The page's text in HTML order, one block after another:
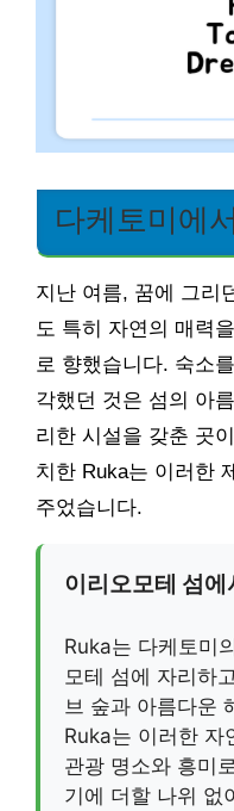
다케토미에
지난 여름, 꿈에 그리
도 특히 자연의 매력
로 향했습니다. 숙소
각했던 것은 섬의 아
리한 시설을 갖춘 곳
치한 Ruka는 이러한
주었습니다.
이리오모테 섬
Ruka는 다케토미
모테 섬에 자리하
브 숲과 아름다운
Ruka는 이러한 자
관광 명소와 흥미
기에 더할 나위 없